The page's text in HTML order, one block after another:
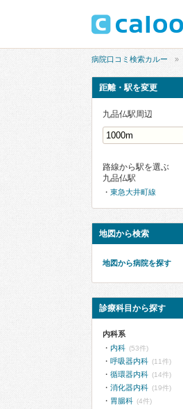
病院口コミ検索カルー
距離・駅を変更
九品仏駅周辺
路線から駅を選ぶ
九品仏駅
東急大井町線
地図から検索
地図から病院を探す
診療科目から探す
内科系
内科 (53件)
呼吸器内科 (11件)
循環器内科 (14件)
消化器内科 (19件)
胃腸科 (4件)